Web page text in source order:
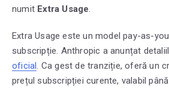
numit Extra Usage.
Extra Usage este un model pay-as-
subscripție. Anthropic a anunțat
oficial. Ca gest de tranziție, oferă un
prețul subscripției curente, valabil